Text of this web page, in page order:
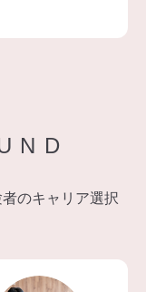
のキャリア選択